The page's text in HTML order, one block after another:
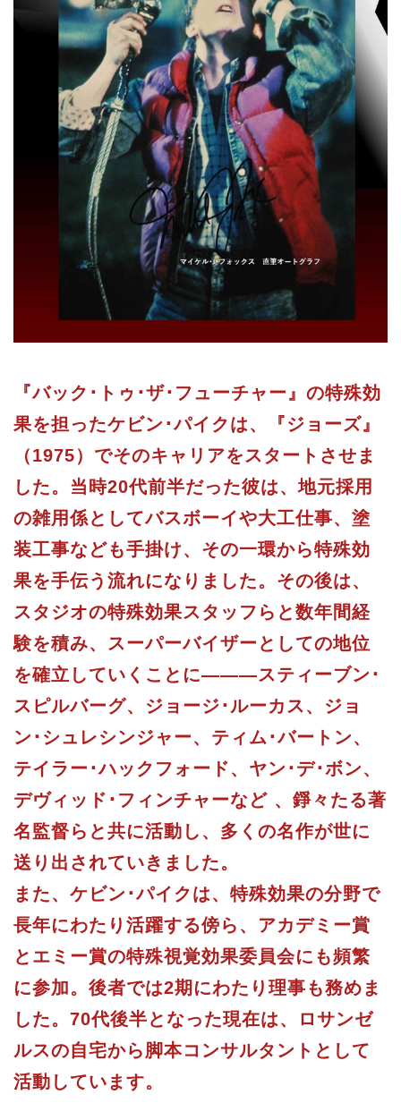
『バック･トゥ･ザ･フューチャー』の特殊効
果を担ったケビン･パイクは、『ジョーズ』
（1975）でそのキャリアをスタートさせま
した。当時20代前半だった彼は、地元採用
の雑用係としてバスボーイや大工仕事、塗
装工事なども手掛け、その一環から特殊効
果を手伝う流れになりました。その後は、
スタジオの特殊効果スタッフらと数年間経
験を積み、スーパーバイザーとしての地位
を確立していくことに———スティーブン･
スピルバーグ、ジョージ･ルーカス、ジョ
ン･シュレシンジャー、ティム･バートン、
テイラー･ハックフォード、ヤン･デ･ボン、
デヴィッド･フィンチャーなど 、錚々たる著
名監督らと共に活動し、多くの名作が世に
送り出されていきました。
また、ケビン･パイクは、特殊効果の分野で
長年にわたり活躍する傍ら、アカデミー賞
とエミー賞の特殊視覚効果委員会にも頻繁
に参加。後者では2期にわたり理事も務めま
した。70代後半となった現在は、ロサンゼ
ルスの自宅から脚本コンサルタントとして
活動しています。